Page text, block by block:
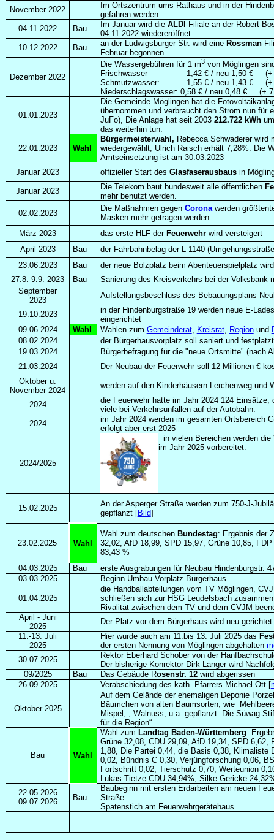
November 2022
Im Ortszentrum ums Rathaus und in der
gefahren werden.
04.11.2022
Bau Im Januar wird die ALDI -Filiale an der Robert-
04.11.2022 wiedereröffnet.
10.12.2022
Bau an der Ludwigsburger Str. wird eine Rossman-
Februar begonnen
Dezember 2022
Die Wassergebühren für 1 m3von Möglingen
Frischwasser 1,42 € / neu 1,50 € (+ 7
Schmutzwasser: 1,55 € / neu 1,43 € (+
Niederschlagswasser: 0,58 € / neu 0,48 € (+
01.01.2023
Die Gemeinde Möglingen hat die
übernommen und verbraucht den Strom nun für
JuFo), Die Anlage hat seit 2003 212.722 kWh
das weiterhin tun.
22.01.2023 Wahl
Bürgermeisterwahl, Rebecca Schwaderer wird
wiedergewählt, Ulrich Raisch erhält 7,28%. Die
Amtseinsetzung ist am 30.03.2023
Januar 2023
offizieller Start des Glasfaserausbausin
Januar 2023 Die Telekom baut bundesweit alle öffentlichen
mehr benutzt werden.
02.02.2023
Die Maßnahmen gegen Coronawerden
Masken mehr getragen werden.
März 2023
das erste HLF der Feuerwehrwird versteigert
April 2023
Bau
der Fahrbahnbelag der L 1140
23.06.2023
Bau
der neue Bolzplatz beim Abenteuerspielplatz
27.8.-9.9. 2023
Bau
Sanierung des Kreisverkehrs bei der Volksbank
September
2023
Aufstellungsbeschluss des Bebauungsplans
19.10.2023
in der Hindenburgstraße 19 werden neue E-
eingerichtet
09.06.2024
Wahl Wahlen zum Gemeinderat, Kreisrat, Regionund
08.02.2024
der Bürgerhausvorplatz soll saniert und
19.03.2024
Bürgerbefragung für die "neue Ortsmitte" (nach
21.03.2024
Der Neubau der Feuerwehr soll 12 Millionen €
Oktober u.
November 2024
werden auf den Kinderhäusern Lerchenweg und
2024
die Feuerwehr hatte im Jahr 2024 124
viele bei Verkehrsunfällen auf der Autobahn.
2024
im Jahr 2024 werden im gesamten Ortsbereich
erfolgt aber erst 2025
2024/2025
in vielen Bereichen werden
im Jahr 2025 vorbereitet.
15.02.2025
An der Asperger Straße werden zum 750-J-
gepflanzt [Bild]
23.02.2025 Wahl
Wahl zum deutschen Bundestag: Ergebnis der
32,02, AfD 18,99, SPD 15,97, Grüne 10,85,
83,43 %
04.03.2025
Bau
erste Ausgrabungen für Neubau Hindenburgstr.
03.03.2025
Beginn Umbau Vorplatz Bürgerhaus
01.04.2025
die Handballabteilungen vom TV Möglingen,
schließen sich zur HSG Leudelsbach
Rivalität zwischen dem TV und dem CVJM
April - Juni
2025
Der Platz vor dem Bürgerhaus wird neu gerichtet.
11.-13. Juli
2025
Hier wurde auch am 11.bis 13. Juli 2025 das
der ersten Nennung von Möglingen abgehalten
30.07.2025
Rektor Eberhard Schober von der
Der bisherige Konrektor Dirk Langer wird
09/2025
Bau Das Gebäude Rosenstr. 12 wird abgerissen
26.09.2025
Verabschiedung des kath. Pfarrers Michael Ott [
Oktober 2025
Auf dem Gelände der ehemaligen Deponie
Bäumchen von alten Baumsorten, wie
Mispel, , Walnuss, u.a. gepflanzt. Die Süwag-
für die Region“.
Bau Wahl
Wahl zum Landtag Baden-Württemberg:
Grüne 32,08, CDU 29,09, AfD 19,34, SPD 6,62,
1,88, Die Partei 0,44, die Basis 0,38, Klimaliste
0,02, Bündnis C 0,30, Verjüngforschung 0,06,
Fortschritt 0,02, Tierschutz 0,70, Werteunion
Lukas Tietze CDU 34,94%, Silke Gericke
22.05.2026
09.07.2026
Bau
Baubeginn mit ersten Erdarbeiten am neuen
Straße
Spatenstich am Feuerwehrgerätehaus